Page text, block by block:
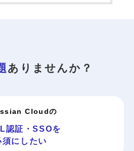
ありませんか？
Cloudの
認証・SSOを
須にしたい